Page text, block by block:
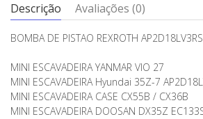
Descrição Avaliações (0)
BOMBA DE PISTAO REXROTH
MINI ESCAVADEIRA YANMAR VIO 27
MINI ESCAVADEIRA Hyundai 35Z-7
MINI ESCAVADEIRA CASE CX55B / CX36B
MINI ESCAVADEIRA DOOSAN DX35Z